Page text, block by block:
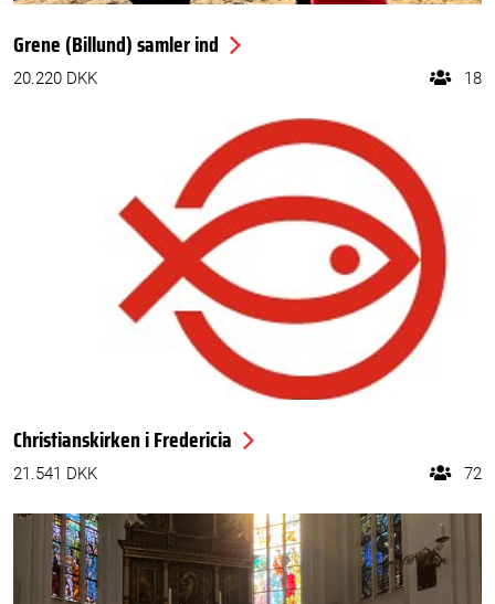
Grene (Billund) samler ind
20.220 DKK 18
Christianskirken i Fredericia
21.541 DKK 72